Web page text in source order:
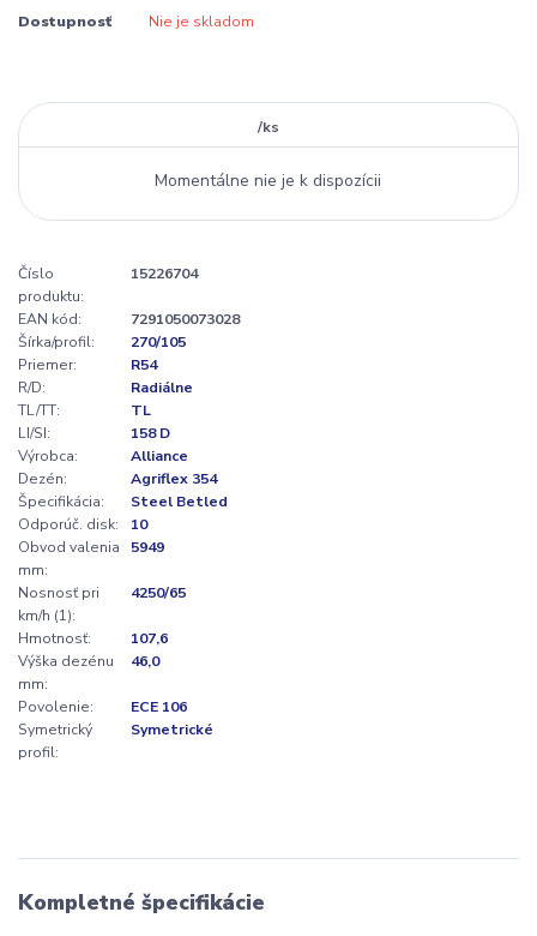
Dostupnosť Nie je skladom
/ks
Momentálne nie je k dispozícii
Číslo
produktu:
15226704
EAN kód:
7291050073028
Šírka/profil:
270/105
Priemer:
R54
R/D:
Radiálne
TL/TT:
TL
LI/SI:
158 D
Výrobca:
Alliance
Dezén:
Agriflex 354
Špecifikácia:
Steel Betled
Odporúč. disk:
10
Obvod valenia
mm:
5949
Nosnosť pri
km/h (1):
4250/65
Hmotnosť:
107,6
Výška dezénu
mm:
46,0
Povolenie:
ECE 106
Symetrický
profil:
Symetrické
Kompletné špecifikácie